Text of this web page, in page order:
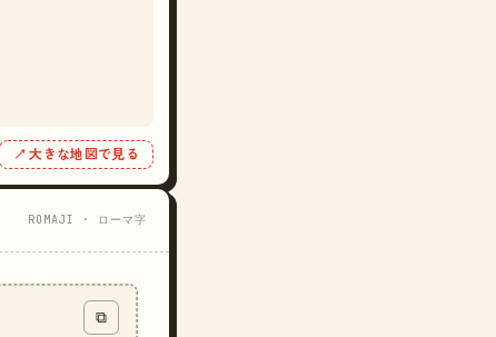
↗ 大きな地図で見る
ROMAJI · ローマ字
⧉